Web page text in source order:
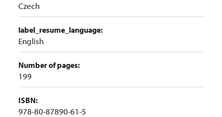
Czech
label_resume_language:
English
Number of pages:
199
ISBN:
978-80-87890-61-5